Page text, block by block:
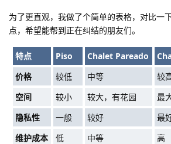
为了更直观，我做了个简单的表格，对比一
点，希望能帮到正在纠结的朋友们。
特点 Piso Chalet Pareado
价格
较低 中等
较
空间
较小 较大，有花园
最
隐私性
一般 较好
最
维护成本
低 中等
高